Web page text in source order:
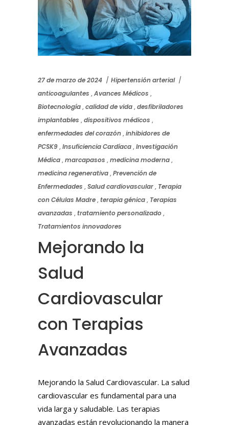
27 de marzo de 2024
Hipertensión arterial
anticoagulantes ,Avances Médicos ,
Biotecnología,calidad de vida,desfibriladores
implantables ,dispositivos médicos ,
enfermedades del corazón,inhibidores de
PCSK9,Insuficiencia Cardíaca,Investigación
Médica,marcapasos ,medicina moderna,
medicina regenerativa,Prevención de
Enfermedades ,Salud cardiovascular, Terapia
con Células Madre,terapia génica, Terapias
avanzadas ,tratamiento personalizado,
Tratamientos innovadores
Mejorando la
Salud
Cardiovascular
con Terapias
Avanzadas
Mejorando la Salud Cardiovascular. La salud
cardiovascular es fundamental para una
vida larga y saludable. Las terapias
avanzadas están revolucionando la manera